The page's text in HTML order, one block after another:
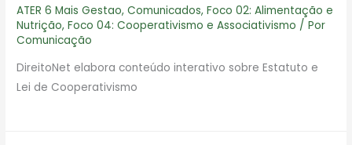
ATER 6 Mais Gestao,Comunicados,Foco 02: Alimentação e
Nutrição,Foco 04: Cooperativismo e Associativismo / Por
Comunicação
DireitoNet elabora conteúdo interativo sobre Estatuto e
Lei de Cooperativismo